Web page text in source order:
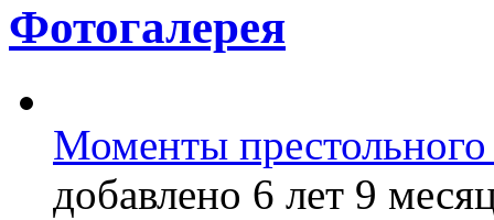
Фотогалерея
Моменты
добавлено 6 лет 9